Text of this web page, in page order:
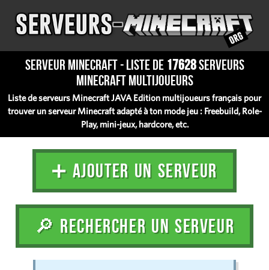
Serveur Minecraft - Liste de 17628serveurs
Minecraft multijoueurs
Liste de serveurs Minecraft JAVA Edition multijoueurs français pour
trouver un serveur Minecraft adapté à ton mode jeu : Freebuild, Role-
Play, mini-jeux, hardcore, etc.
➕ AJOUTER UN SERVEUR
🔎 RECHERCHER UN SERVEUR